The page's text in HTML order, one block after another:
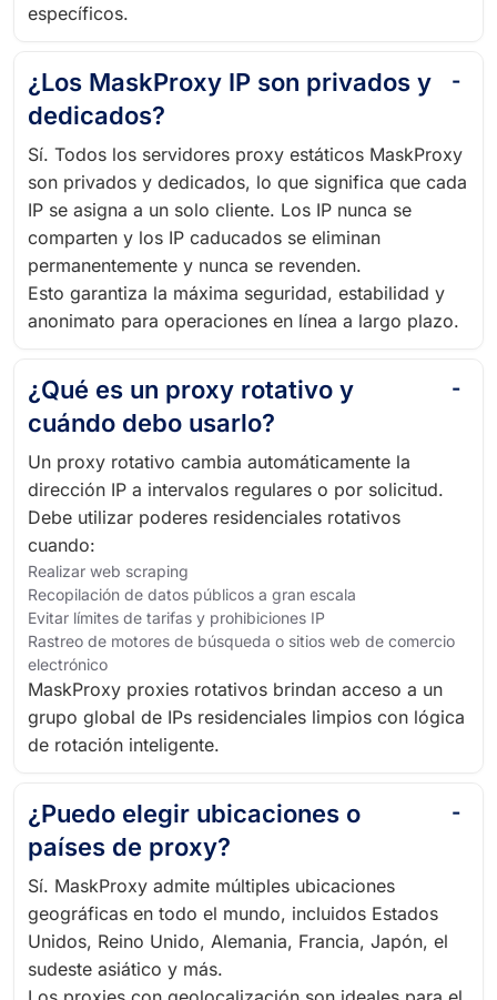
específicos.
¿Los MaskProxy IP son privados y
dedicados?
Sí. Todos los servidores proxy estáticos MaskProxy
son privados y dedicados, lo que significa que cada
IP se asigna a un solo cliente. Los IP nunca se
comparten y los IP caducados se eliminan
permanentemente y nunca se revenden.
Esto garantiza la máxima seguridad, estabilidad y
anonimato para operaciones en línea a largo plazo.
¿Qué es un proxy rotativo y
cuándo debo usarlo?
Un proxy rotativo cambia automáticamente la
dirección IP a intervalos regulares o por solicitud.
Debe utilizar poderes residenciales rotativos
cuando:
Realizar web scraping
Recopilación de datos públicos a gran escala
Evitar límites de tarifas y prohibiciones IP
Rastreo de motores de búsqueda o sitios web de comercio
electrónico
MaskProxy proxies rotativos brindan acceso a un
grupo global de IPs residenciales limpios con lógica
de rotación inteligente.
¿Puedo elegir ubicaciones o
países de proxy?
Sí. MaskProxy admite múltiples ubicaciones
geográficas en todo el mundo, incluidos Estados
Unidos, Reino Unido, Alemania, Francia, Japón, el
sudeste asiático y más.